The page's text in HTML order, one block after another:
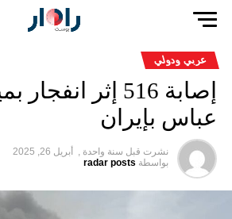
عربي ودولي
إصابة 516 إثر
عباس بإيران
نشرت قبل سنة واحدة ,
أبريل 26, 2025
بواسطة radar posts